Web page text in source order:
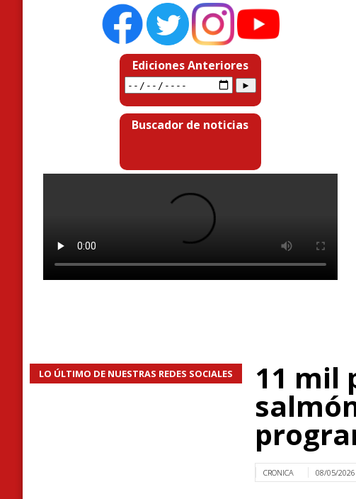
Ediciones Anteriores
Buscador de noticias
LO ÚLTIMO DE NUESTRAS REDES SOCIALES 11 mil
CRONICA 08/05/